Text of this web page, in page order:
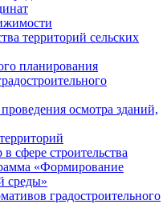
территорий сельских
планирования
осмотра зданий,
сфере строительства
«Формирование
среды»
градостроительного